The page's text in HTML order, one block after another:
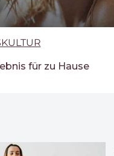
für zu Hause